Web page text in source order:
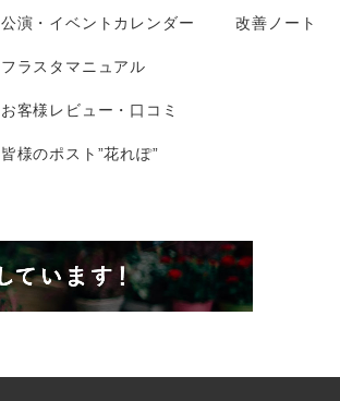
公演・イベントカレンダー
フラスタマニュアル
お客様レビュー・口コミ
皆様のポスト”花れぽ”
改善ノート